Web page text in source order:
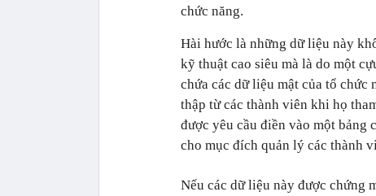
chức năng.
Hài hước là những dữ liệu này
kỹ thuật cao siêu mà là do một
chứa các dữ liệu mật của tổ chức
thập từ các thành viên khi họ
được yêu cầu điền vào một bảng
cho mục đích quản lý các thành
Nếu các dữ liệu này được chứng